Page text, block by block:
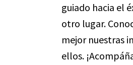
guiado hacia el
otro lugar.
mejor nuestras
ellos.